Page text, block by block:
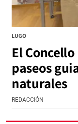
LUGO
El
paseos
naturales
REDACCIÓN